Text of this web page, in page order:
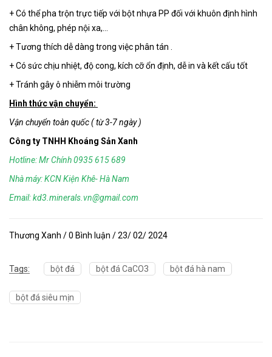
+ Có thể pha trộn trực tiếp với bột nhựa PP đối với khuôn định hình
chân không, phép nội xa,...
+ Tương thích dễ dàng trong việc phân tán .
+ Có sức chịu nhiệt, độ cong, kích cỡ ổn định, dễ in và kết cấu tốt
+ Tránh gây ô nhiễm môi trường
Hình thức vận chuyển:
Vận chuyển toàn quốc ( từ 3-7 ngày )
Công ty TNHH Khoáng Sản Xanh
Hotline: Mr Chính 0935 615 689
Nhà máy: KCN Kiện Khê- Hà Nam
Email: kd3.minerals.vn@gmail.com
Thương Xanh / 0 Bình luận / 23/ 02/ 2024
Tags: bột đá bột đá CaCO3 bột đá hà nam
bột đá siêu mịn